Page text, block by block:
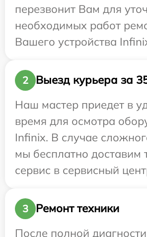
перезвонит Вам для
необходимых работ
Вашего устройства
2
Выезд курьера за
Наш мастер приедет в
время для осмотра
Infinix. В случае
мы бесплатно доставим
сервис в сервисный
3
Ремонт техники
После полной